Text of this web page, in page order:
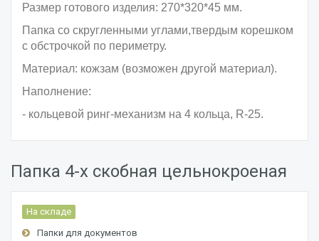
Размер готового изделия: 270*320*45 мм.
Папка со скругленными углами,твердым корешком
с обстрочкой по периметру.
Материал: кожзам (возможен другой материал).
Наполнение:
- кольцевой ринг-механизм на 4 кольца, R-25.
Папка 4-х скобная цельнокроеная
На складе
Папки для документов